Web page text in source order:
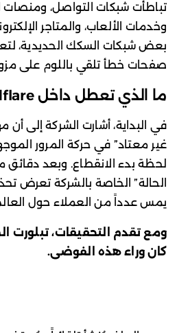
تباطأت شبكات التواصل، ومنصات
وخدمات الألعاب، والمتاجر
بعض شبكات السكك الحديدية،
صفحات خطأ تلقي باللوم على
ما الذي تعطل داخل Cloudflare بالضبط؟
في البداية، أشارت الشركة إلى أن
غير معتاد” في حركة المرور
لحظة بدء الانقطاع. وبعد
الحالة” الخاصة بالشركة تعرض
يمس عدداً من العملاء حول
ومع تقدم التحقيقات،
كان وراء هذه الفوضى.